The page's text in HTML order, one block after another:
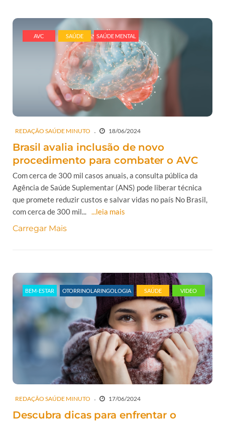
AVC SAÚDE SAÚDE MENTAL
REDAÇÃO SAÚDE MINUTO 18/06/2024
Brasil avalia inclusão de novo
procedimento para combater o AVC
Com cerca de 300 mil casos anuais, a consulta pública da
Agência de Saúde Suplementar (ANS) pode liberar técnica
que promete reduzir custos e salvar vidas no país No Brasil,
com cerca de 300 mil... ...leia mais
Carregar Mais
BEM-ESTAR OTORRINOLARINGOLOGIA SAÚDE VIDEO
REDAÇÃO SAÚDE MINUTO 17/06/2024
Descubra dicas para enfrentar o